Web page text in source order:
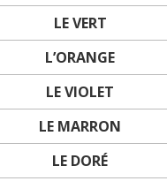
LE VERT
L’ORANGE
LE VIOLET
LE MARRON
LE DORÉ